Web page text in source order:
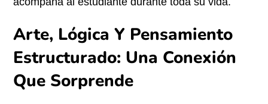
Arte, Lógica Y Pensamiento
Estructurado: Una Conexión
Que Sorprende